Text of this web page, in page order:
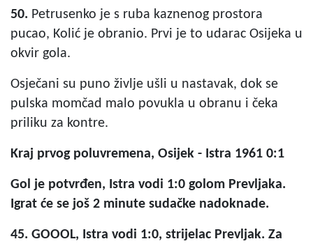
50. Petrusenko je s ruba kaznenog prostora
pucao, Kolić je obranio. Prvi je to udarac Osijeka u
okvir gola.
Osječani su puno življe ušli u nastavak, dok se
pulska momčad malo povukla u obranu i čeka
priliku za kontre.
Kraj prvog poluvremena, Osijek - Istra 1961 0:1
Gol je potvrđen, Istra vodi 1:0 golom Prevljaka.
Igrat će se još 2 minute sudačke nadoknade.
45. GOOOL, Istra vodi 1:0, strijelac Prevljak. Za